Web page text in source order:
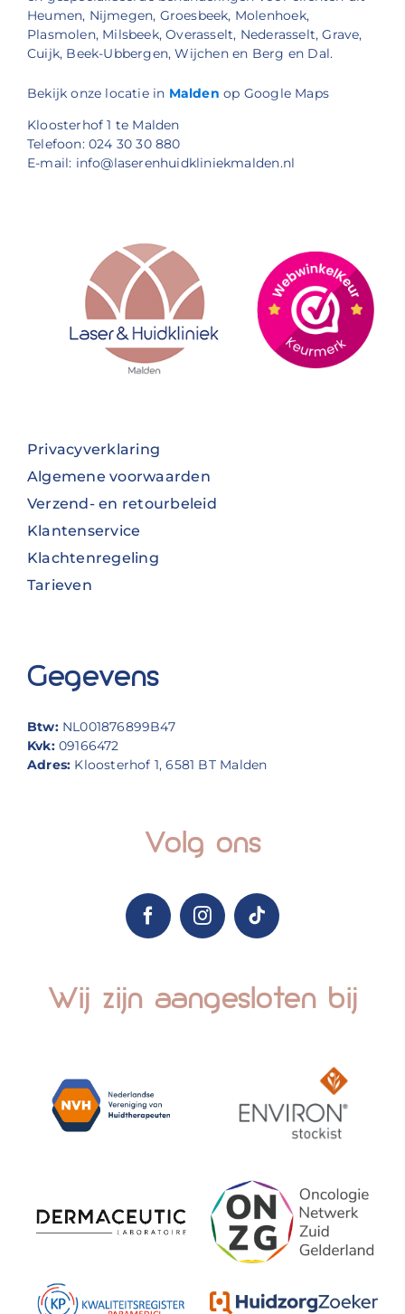
Heumen, Nijmegen, Groesbeek, Molenhoek,
Plasmolen, Milsbeek, Overasselt, Nederasselt, Grave,
Cuijk, Beek-Ubbergen, Wijchen en Berg en Dal.
Bekijk onze locatie in Malden op Google Maps
Kloosterhof 1 te Malden
Telefoon: 024 30 30 880
E-mail: info@laserenhuidkliniekmalden.nl
Privacyverklaring
Algemene voorwaarden
Verzend- en retourbeleid
Klantenservice
Klachtenregeling
Tarieven
Gegevens
Btw: NL001876899B47
Kvk:09166472
Adres: Kloosterhof 1, 6581 BT Malden
Volg ons
Wij zijn aangesloten bij